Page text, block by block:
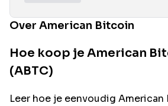
Over American Bitcoin
Hoe koop je American
(ABTC)
Leer hoe je eenvoudig American